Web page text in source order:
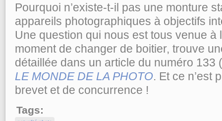
Pourquoi n’existe-t-il pas une monture
appareils photographiques à objectifs
Une question qui nous est tous venue à
moment de changer de boitier, trouve
détaillée dans un article du numéro 133
LE MONDE DE LA PHOTO. Et ce n’est
brevet et de concurrence !
Tags: